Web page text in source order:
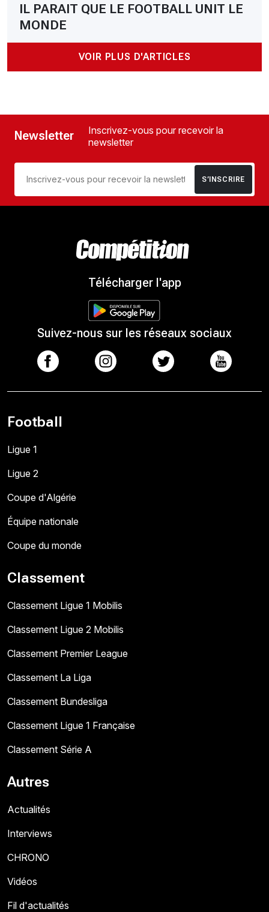
IL PARAIT QUE LE FOOTBALL UNIT LE
MONDE
VOIR PLUS D'ARTICLES
Newsletter
Inscrivez-vous pour recevoir la
newsletter
S’INSCRIRE
Télécharger l'app
Suivez-nous sur les réseaux sociaux
Football
Ligue 1
Ligue 2
Coupe d'Algérie
Équipe nationale
Coupe du monde
Classement
Classement Ligue 1 Mobilis
Classement Ligue 2 Mobilis
Classement Premier League
Classement La Liga
Classement Bundesliga
Classement Ligue 1 Française
Classement Série A
Autres
Actualités
Interviews
CHRONO
Vidéos
Fil d'actualités